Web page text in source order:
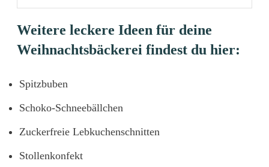
Weitere leckere Ideen für deine
Weihnachtsbäckerei findest du hier:
Spitzbuben
Schoko-Schneebällchen
Zuckerfreie Lebkuchenschnitten
Stollenkonfekt